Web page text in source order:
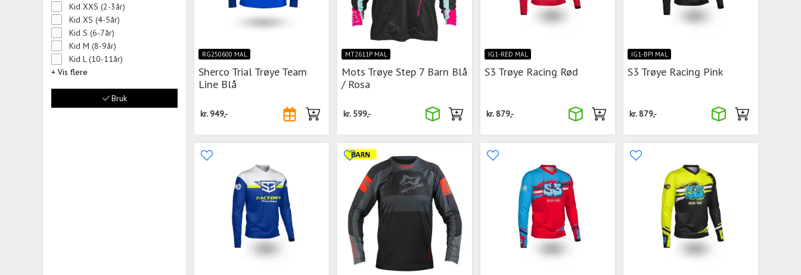
Kid XXS (2-3år)
Kid XS (4-5år)
Kid S (6-7år)
Kid M (8-9år)
Kid L (10-11år)
+ Vis flere
Bruk
RG250600 MAL
Sherco Trial Trøye Team
Line Blå
kr.949,-
MT2611P MAL
Mots Trøye Step 7 Barn Blå
/ Rosa
kr. 599,-
IG1-RED MAL
S3 Trøye Racing Rød
kr.879,-
IG1-BPI MAL
S3 Trøye Racing Pink
kr.879,-